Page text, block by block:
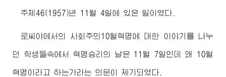
주체46(1957)년 11월 4일에 있은 일이였다.
로씨야에서의 사회주의10월혁명에 대한 이야기를 나누
던 학생들속에서 혁명승리의 날은 11월 7일인데 왜 10월
혁명이라고 하는가라는 의문이 제기되였다.